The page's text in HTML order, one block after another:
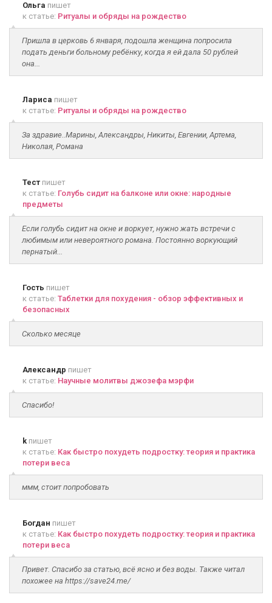
Ольга пишет
к статье: Ритуалы и обряды на рождество
Пришла в церковь 6 января, подошла женщина попросила
подать деньги больному ребёнку, когда я ей дала 50 рублей
она...
Лариса пишет
к статье: Ритуалы и обряды на рождество
За здравие..Марины, Александры, Никиты, Евгении, Артема,
Николая, Романа
Тест пишет
к статье: Голубь сидит на балконе или окне: народные
предметы
Если голубь сидит на окне и воркует, нужно жать встречи с
любимым или невероятного романа. Постоянно воркующий
пернатый...
Гость пишет
к статье: Таблетки для похудения - обзор эффективных и
безопасных
Сколько месяце
Александр пишет
к статье: Научные молитвы джозефа мэрфи
Спасибо!
k пишет
к статье: Как быстро похудеть подростку: теория и практика
потери веса
ммм, стоит попробовать
Богдан пишет
к статье: Как быстро похудеть подростку: теория и практика
потери веса
Привет. Спасибо за статью, всё ясно и без воды. Также читал
похожее на https://save24.me/